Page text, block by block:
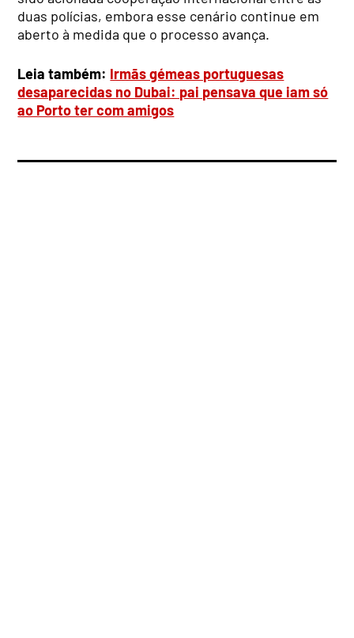
duas polícias, embora esse cenário continue em
aberto à medida que o processo avança.
Leia também: Irmãs gémeas portuguesas
desaparecidas no Dubai: pai pensava que iam só
ao Porto ter com amigos